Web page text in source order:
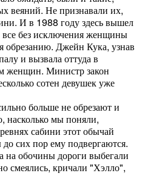
веяний. Не признавали их,
И в 1988 году здесь вышел
без исключения женщины
обрезанию. Джейн Кука, узнав
и вызвала оттуда в
женщин. Министр закон
сотен девушек уже
больше не обрезают и
насколько мы поняли,
сабини этот обычай
сих пор ему подвергаются.
обочины дороги выбегали
смеялись, кричали "Хэлло",